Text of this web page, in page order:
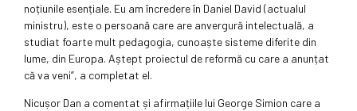
noțiunile esențiale. Eu am încredere în Daniel David (actualul
ministru), este o persoană care are anvergură intelectuală, a
studiat foarte mult pedagogia, cunoaște sisteme diferite din
lume, din Europa. Aștept proiectul de reformă cu care a anunțat
că va veni”, a completat el.
Nicușor Dan a comentat și afirmațiile lui George Simion care a